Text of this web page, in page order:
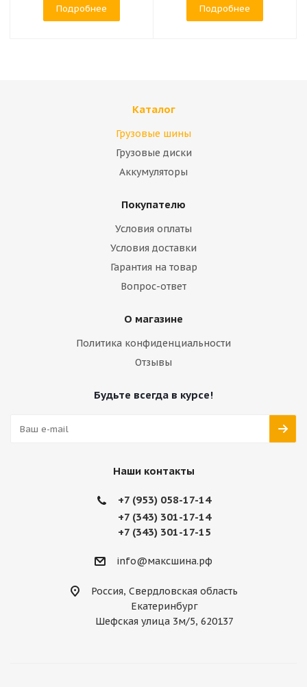
Подробнее Подробнее
Каталог
Грузовые шины
Грузовые диски
Аккумуляторы
Покупателю
Условия оплаты
Условия доставки
Гарантия на товар
Вопрос-ответ
О магазине
Политика конфиденциальности
Отзывы
Будьте всегда в курсе!
Наши контакты
+7 (953) 058-17-14
+7 (343) 301-17-14
+7 (343) 301-17-15
info@максшина.рф
Россия, Свердловская область
Екатеринбург
Шефская улица 3м/5, 620137